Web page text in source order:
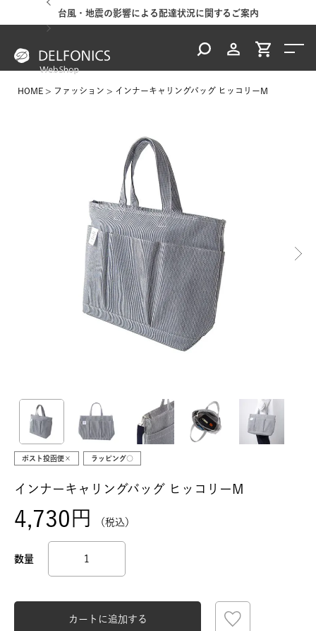
台風・地震の影響による配達状況に関するご案内
HOME ファッション インナーキャリングバッグ ヒッコリーM
ポスト投函便× ラッピング○
インナーキャリングバッグ ヒッコリーM
4,730 税込
カートに追加する